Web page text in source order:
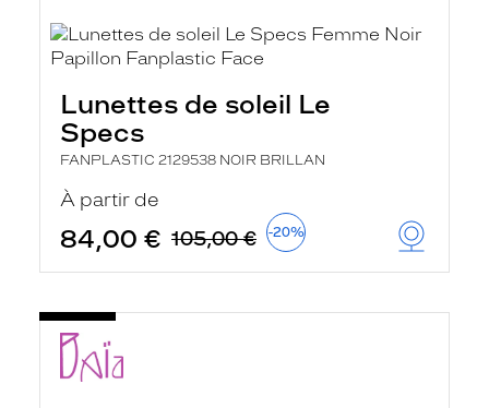
Lunettes de soleil Le
Specs
FANPLASTIC 2129538 NOIR BRILLAN
À partir de
84,00 € 105,00 € -20%